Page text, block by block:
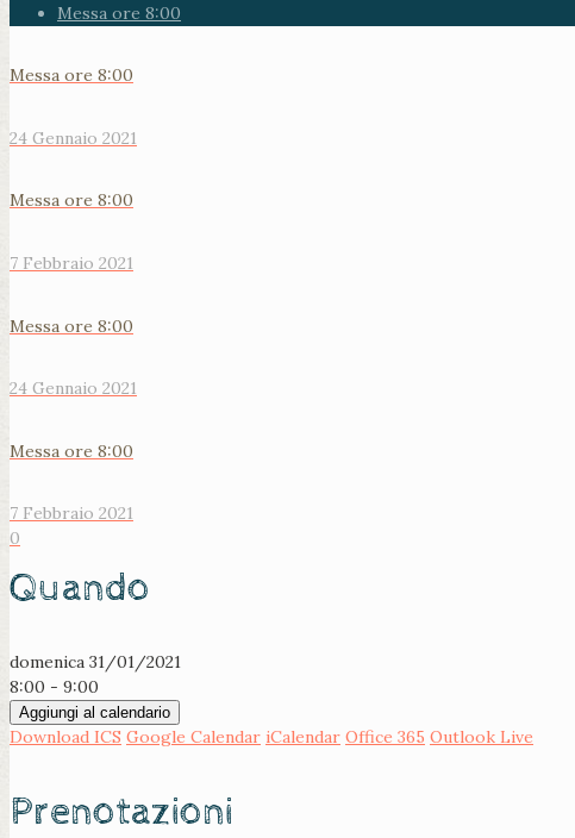
Messa ore 8:00
Messa ore 8:00
24 Gennaio 2021
Messa ore 8:00
7 Febbraio 2021
Messa ore 8:00
24 Gennaio 2021
Messa ore 8:00
7 Febbraio 2021
0
Quando
domenica 31/01/2021
8:00 - 9:00
Aggiungi al calendario
Download ICS Google Calendar iCalendar Office 365 Outlook Live
Prenotazioni